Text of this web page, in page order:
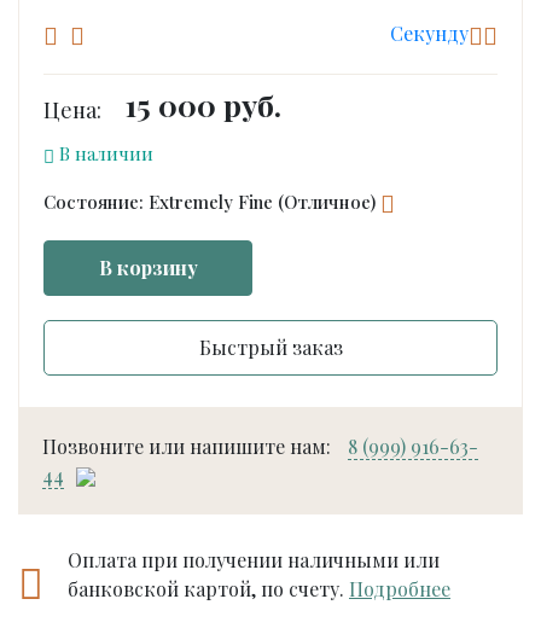
Cекунду
Цена: 15 000 руб.
В наличии
Состояние: Extremely Fine (Отличное)
В корзину
Быстрый заказ
Позвоните или напишите нам:
8 (999) 916-63-
44
Оплата при получении наличными или
банковской картой, по счету. Подробнее